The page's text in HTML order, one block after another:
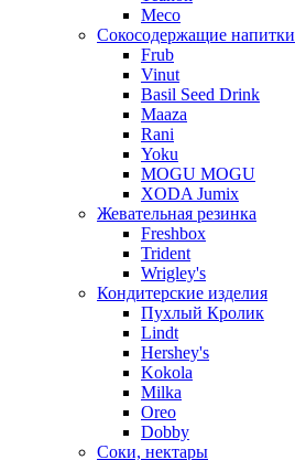
Meco
Сокосодержащие напитки
Frub
Vinut
Basil Seed Drink
Maaza
Rani
Yoku
MOGU MOGU
XODA Jumix
Жевательная резинка
Freshbox
Trident
Wrigley's
Кондитерские изделия
Пухлый Кролик
Lindt
Hershey's
Kokola
Milka
Oreo
Dobby
Соки, нектары